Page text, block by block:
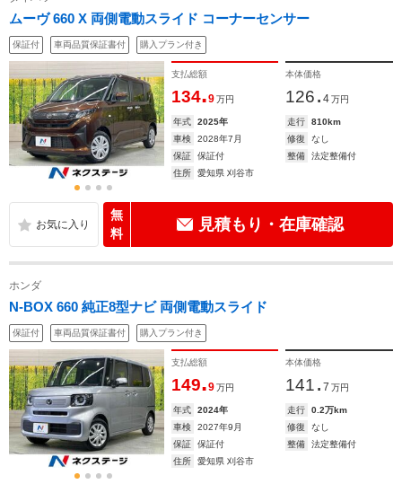
ムーヴ 660 X 両側電動スライド コーナーセンサー
保証付 車両品質保証書付 購入プラン付き
支払総額
134.9 万円
本体価格
126. 4 万円
年式 2025年 走行
810km
車検
2028年7月 修復
なし
保証
保証付 整備
法定整備付
住所
愛知県 刈谷市
無
料
見積もり・在庫確認
ホンダ
N-BOX 660 純正8型ナビ 両側電動スライド
保証付 車両品質保証書付 購入プラン付き
支払総額
149.9 万円
本体価格
141. 7 万円
年式 2024年 走行
0.2万km
車検
2027年9月 修復
なし
保証
保証付 整備
法定整備付
住所
愛知県 刈谷市